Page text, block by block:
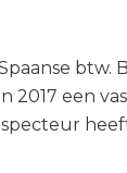
btw.
een